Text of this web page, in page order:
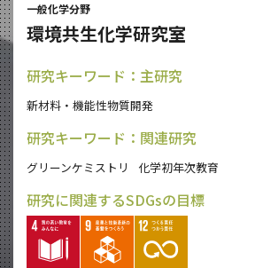
一般化学分野
環境共生化学研究室
研究キーワード：主研究
新材料・機能性物質開発
研究キーワード：関連研究
グリーンケミストリ 化学初年次教育
研究に関連するSDGsの目標